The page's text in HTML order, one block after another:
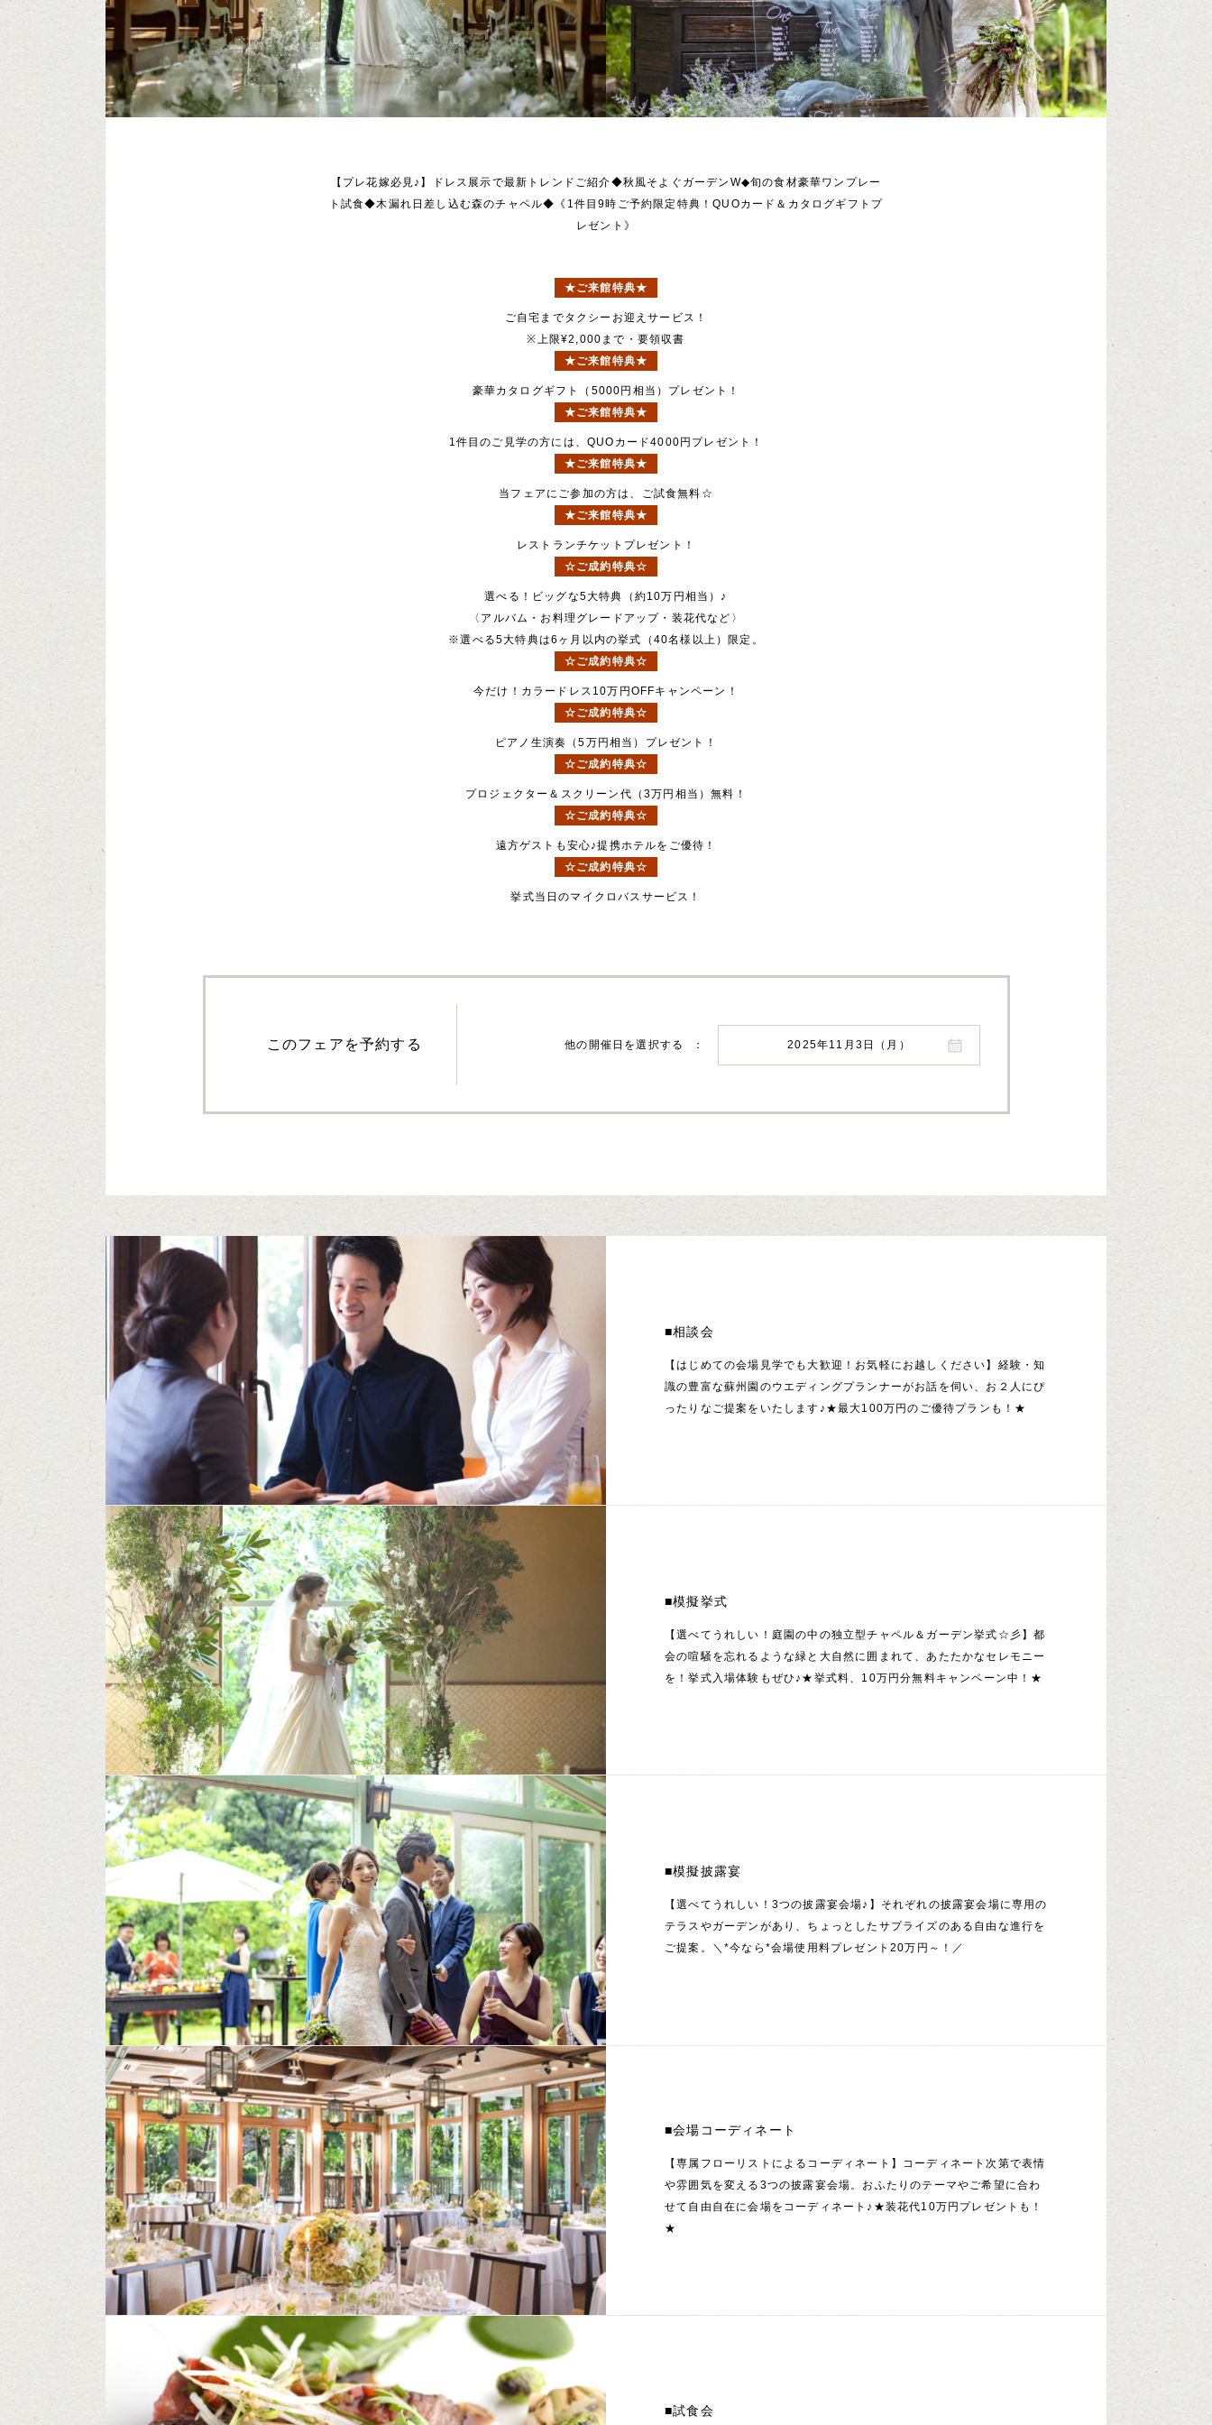
【プレ花嫁必見♪】ドレス展示で最新トレンドご紹介◆秋風そよぐガーデンW◆旬の食材豪華ワンプレー
ト試食◆木漏れ日差し込む森のチャペル◆《1件目9時ご予約限定特典！QUOカード＆カタログギフトプ
レゼント》
★ご来館特典★
ご自宅までタクシーお迎えサービス！
※上限¥2,000まで・要領収書
★ご来館特典★
豪華カタログギフト（5000円相当）プレゼント！
★ご来館特典★
1件目のご見学の方には、QUOカード4000円プレゼント！
★ご来館特典★
当フェアにご参加の方は、ご試食無料☆
★ご来館特典★
レストランチケットプレゼント！
☆ご成約特典☆
選べる！ビッグな5大特典（約10万円相当）♪
〈アルバム・お料理グレードアップ・装花代など〉
※選べる5大特典は6ヶ月以内の挙式（40名様以上）限定。
☆ご成約特典☆
今だけ！カラードレス10万円OFFキャンペーン！
☆ご成約特典☆
ピアノ生演奏（5万円相当）プレゼント！
☆ご成約特典☆
プロジェクター＆スクリーン代（3万円相当）無料！
☆ご成約特典☆
遠方ゲストも安心♪提携ホテルをご優待！
☆ご成約特典☆
挙式当日のマイクロバスサービス！
このフェアを予約する 他の開催日を選択する 2025年11月3日（月）
■相談会
【はじめての会場見学でも大歓迎！お気軽にお越しください】経験・知
識の豊富な蘇州園のウエディングプランナーがお話を伺い、お２人にぴ
ったりなご提案をいたします♪★最大100万円のご優待プランも！★
■模擬挙式
【選べてうれしい！庭園の中の独立型チャペル＆ガーデン挙式☆彡】都
会の喧騒を忘れるような緑と大自然に囲まれて、あたたかなセレモニー
を！挙式入場体験もぜひ♪★挙式料、10万円分無料キャンペーン中！★
■模擬披露宴
【選べてうれしい！3つの披露宴会場♪】それぞれの披露宴会場に専用の
テラスやガーデンがあり、ちょっとしたサプライズのある自由な進行を
ご提案。＼*今なら*会場使用料プレゼント20万円～！／
■会場コーディネート
【専属フローリストによるコーディネート】コーディネート次第で表情
や雰囲気を変える3つの披露宴会場。おふたりのテーマやご希望に合わ
せて自由自在に会場をコーディネート♪★装花代10万円プレゼントも！
★
■試食会